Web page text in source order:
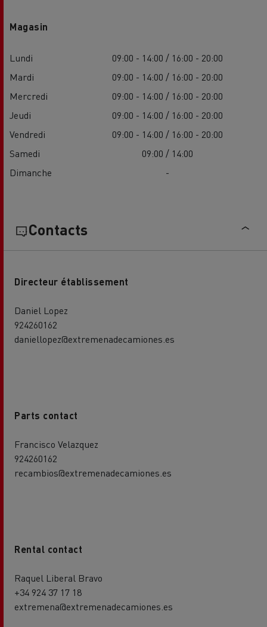
Magasin
Lundi
09:00 - 14:00 / 16:00 - 20:00
Mardi
09:00 - 14:00 / 16:00 - 20:00
Mercredi
09:00 - 14:00 / 16:00 - 20:00
Jeudi
09:00 - 14:00 / 16:00 - 20:00
Vendredi
09:00 - 14:00 / 16:00 - 20:00
Samedi
09:00 / 14:00
Dimanche
-
Contacts
Directeur établissement
Daniel Lopez
924260162
daniellopez@extremenadecamiones.es
Parts contact
Francisco Velazquez
924260162
recambios@extremenadecamiones.es
Rental contact
Raquel Liberal Bravo
+34 924 37 17 18
extremena@extremenadecamiones.es